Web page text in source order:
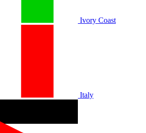
Ivory Coast
Italy